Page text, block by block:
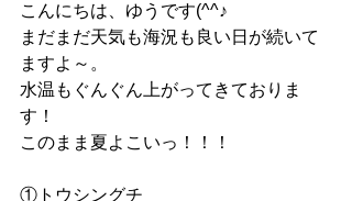
こんにちは、ゆうです(^^♪
まだまだ天気も海況も良い日が続いて
ますよ～。
水温もぐんぐん上がってきておりま
す！
このまま夏よこいっ！！！
①トウシングチ